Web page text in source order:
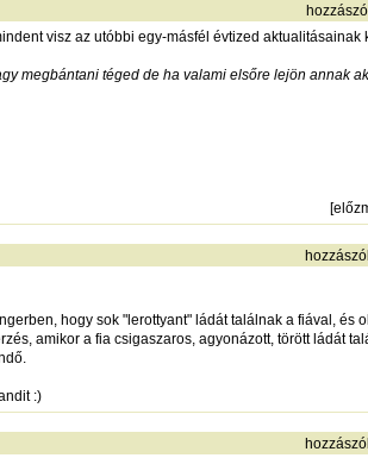
visz az utóbbi egy-másfél évtized aktualitásainak
megbántani téged de ha valami elsőre lejön annak
[
hogy sok "lerottyant" ládát találnak a fiával, és
amikor a fia csigaszaros, agyonázott, törött ládát
:)